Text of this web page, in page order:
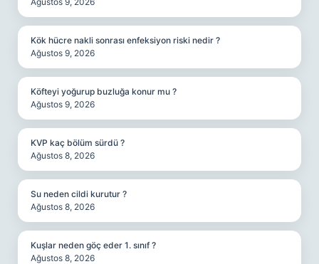
Kök hücre nakli sonrası enfeksiyon riski nedir ?
Ağustos 9, 2026
Köfteyi yoğurup buzluğa konur mu ?
Ağustos 9, 2026
KVP kaç bölüm sürdü ?
Ağustos 8, 2026
Su neden cildi kurutur ?
Ağustos 8, 2026
Kuşlar neden göç eder 1. sınıf ?
Ağustos 8, 2026